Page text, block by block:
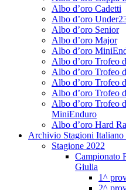
Albo d’oro Cadetti
Albo d’oro
Albo d’oro Senior
Albo d’oro Major
Albo d’oro
Albo d’oro Trofeo
Albo d’oro Trofeo
Albo d’oro Trofeo
Albo d’oro Trofeo
Albo d’oro Trofeo
MiniEnduro
Albo d’oro Hard
Archivio Stagioni Italiano
Stagione 2022
Campionato
Giulia
1^
2^